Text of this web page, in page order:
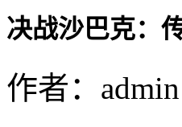
决战沙巴克：
作者：